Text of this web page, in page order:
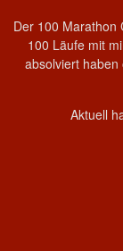
Der 100 Marathon
100 Läufe mit
absolviert
Aktuell